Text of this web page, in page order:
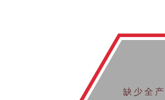
缺少全